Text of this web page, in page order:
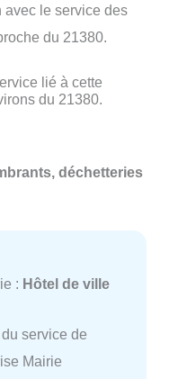
avec le service des
du 21380.
lié à cette
du 21380.
déchetteries
: Hôtel de ville
service de
Mairie